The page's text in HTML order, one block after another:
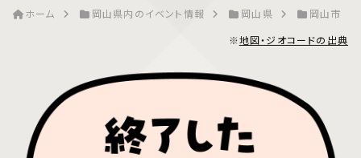
ホーム 岡山県内のイベント情報 岡山県
岡山市
※地図・ジオコードの出典